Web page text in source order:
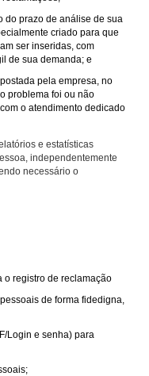
do prazo de análise de sua
criado para que
ser inseridas, com
de sua demanda; e
pela empresa, no
problema foi ou não
o atendimento dedicado
e estatísticas
independentemente
necessário o
o registro de reclamação
de forma fidedigna,
Login e senha) para